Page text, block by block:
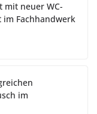
mit neuer WC-
im Fachhandwerk
im